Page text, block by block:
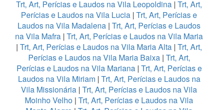
Trt, Art, Perícias e Laudos na Vila Leopoldina | Trt, Art,
Perícias e Laudos na Vila Lucia | Trt, Art, Perícias e
Laudos na Vila Madalena | Trt, Art, Perícias e Laudos
na Vila Mafra | Trt, Art, Perícias e Laudos na Vila Maria
| Trt, Art, Perícias e Laudos na Vila Maria Alta | Trt, Art,
Perícias e Laudos na Vila Maria Baixa| Trt, Art,
Perícias e Laudos na Vila Mariana| Trt, Art, Perícias e
Laudos na Vila Miriam| Trt, Art, Perícias e Laudos na
Vila Missionária | Trt, Art, Perícias e Laudos na Vila
Moinho Velho | Trt, Art, Perícias e Laudos na Vila